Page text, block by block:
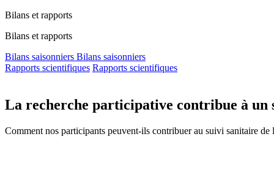
Bilans et rapports
Bilans et rapports
Bilans saisonniers Bilans saisonniers
Rapports scientifiques Rapports scientifiques
La recherche participative contribue à
Comment nos participants peuvent-ils contribuer au suivi sanitaire de